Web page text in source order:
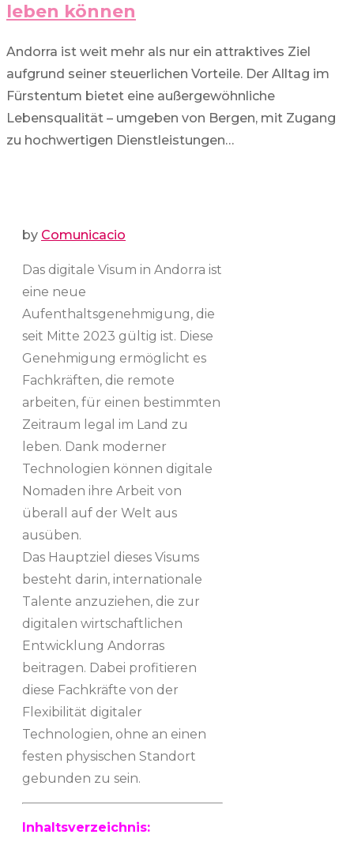
leben können
Andorra ist weit mehr als nur ein attraktives Ziel
aufgrund seiner steuerlichen Vorteile. Der Alltag im
Fürstentum bietet eine außergewöhnliche
Lebensqualität – umgeben von Bergen, mit Zugang
zu hochwertigen Dienstleistungen…
by Comunicacio
Das digitale Visum in Andorra ist
eine neue
Aufenthaltsgenehmigung, die
seit Mitte 2023 gültig ist. Diese
Genehmigung ermöglicht es
Fachkräften, die remote
arbeiten, für einen bestimmten
Zeitraum legal im Land zu
leben. Dank moderner
Technologien können digitale
Nomaden ihre Arbeit von
überall auf der Welt aus
ausüben.
Das Hauptziel dieses Visums
besteht darin, internationale
Talente anzuziehen, die zur
digitalen wirtschaftlichen
Entwicklung Andorras
beitragen. Dabei profitieren
diese Fachkräfte von der
Flexibilität digitaler
Technologien, ohne an einen
festen physischen Standort
gebunden zu sein.
Inhaltsverzeichnis: